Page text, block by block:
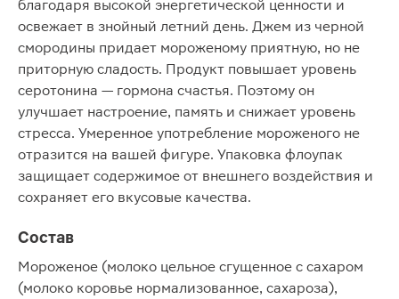
благодаря высокой энергетической ценности и
освежает в знойный летний день. Джем из черной
смородины придает мороженому приятную, но не
приторную сладость. Продукт повышает уровень
серотонина — гормона счастья. Поэтому он
улучшает настроение, память и снижает уровень
стресса. Умеренное употребление мороженого не
отразится на вашей фигуре. Упаковка флоупак
защищает содержимое от внешнего воздействия и
сохраняет его вкусовые качества.
Состав
Мороженое (молоко цельное сгущенное с сахаром
(молоко коровье нормализованное, сахароза),